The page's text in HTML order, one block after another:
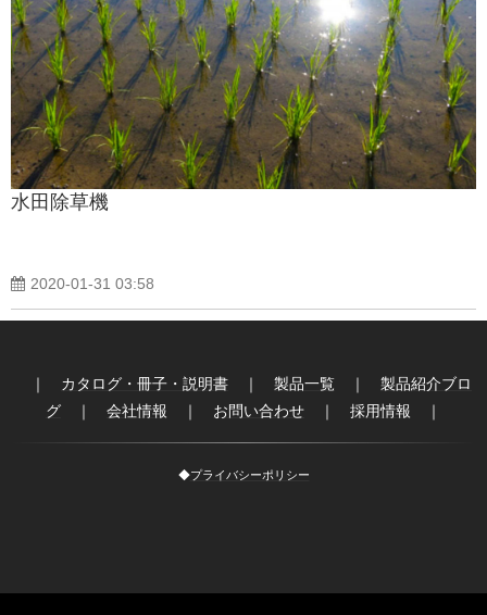
水田除草機
2020-01-31 03:58
｜ カタログ・冊子・説明書 ｜ 製品一覧 ｜ 製品紹介ブロ
グ ｜ 会社情報 ｜ お問い合わせ ｜ 採用情報 ｜
◆プライバシーポリシー